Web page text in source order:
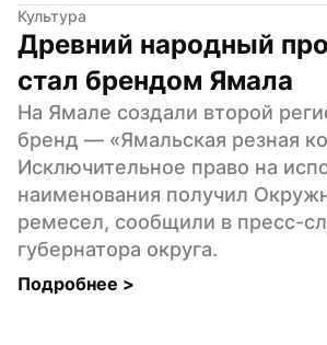
Культура
Древний народный
стал брендом Ямала
На Ямале создали второй
бренд — «Ямальская резная
Исключительное право на
наименования получил
ремесел, сообщили в пресс-
губернатора округа.
Подробнее >